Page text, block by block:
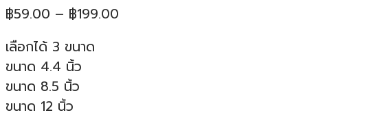
฿59.00 – ฿199.00
เลือกได้ 3 ขนาด
ขนาด 4.4 นิ้ว
ขนาด 8.5 นิ้ว
ขนาด 12 นิ้ว